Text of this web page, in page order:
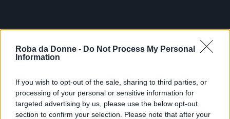
Roba da Donne - Do Not Process My Personal
Information
If you wish to opt-out of the sale, sharing to third parties, or
processing of your personal or sensitive information for
targeted advertising by us, please use the below opt-out
section to confirm your selection. Please note that after your